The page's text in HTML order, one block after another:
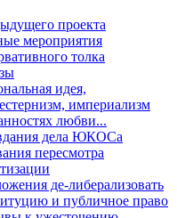
проекта
мероприятия
толка
идея,
империализм
любви...
дела ЮКОСа
пересмотра
де-либерализовать
и публичное право